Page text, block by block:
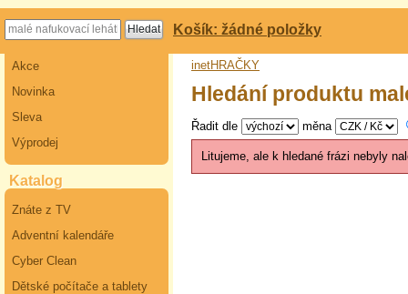
Košík: žádné položky
Akce
Novinka
Sleva
Výprodej
Katalog
Znáte z TV
Adventní kalendáře
Cyber Clean
Dětské počítače a tablety
inetHRAČKY
Hledání produktu
Řadit dle měna
Litujeme, ale k hledané frázi nebyly